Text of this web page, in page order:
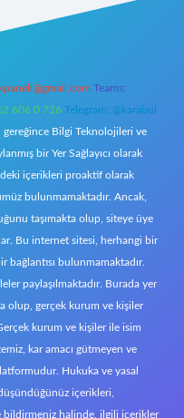
Teams:
606 0 726 Telegram: @karabul
gereğince Bilgi Teknolojileri ve
bir Yer Sağlayıcı olarak
içerikleri proaktif olarak
bulunmamaktadır. Ancak,
taşımakta olup, siteye üye
Bu internet sitesi, herhangi bir
bağlantısı bulunmamaktadır.
paylaşılmaktadır. Burada yer
olup, gerçek kurum ve kişiler
kurum ve kişiler ile isim
kar amacı gütmeyen ve
Hukuka ve yasal
içerikleri,
bildirmeniz halinde, ilgili içerikler